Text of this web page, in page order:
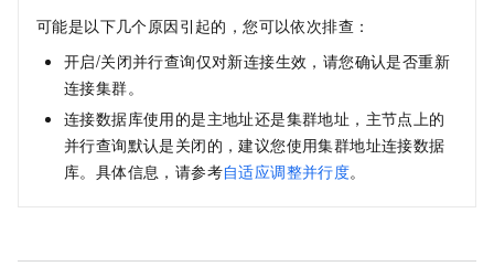
可能是以下几个原因引起的，您可以依次排查：
开启/关闭并行查询仅对新连接生效，请您确认是否重新
连接集群。
连接数据库使用的是主地址还是集群地址，主节点上的
并行查询默认是关闭的，建议您使用集群地址连接数据
库。具体信息，请参考自适应调整并行度。